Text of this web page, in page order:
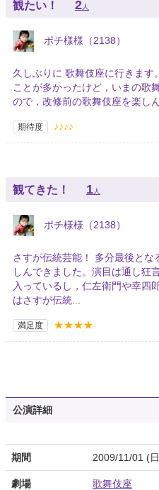
観たい！ 2人
ポチ様様（2138）
久しぶりに 歌舞伎座に行きます
ことが多かったけど，いまの歌
ので，改修前の歌舞伎座を楽し
期待度 ♪♪♪♪
観てきた！ 1 人
ポチ様様（2138）
さすが伝統芸能！ 多分最後と
しんできました。演目は通し狂
入っているし，仁左衛門や幸四
はさすが伝統...
満足度 ★★★★
公演詳細
期間 2009/11/01 (
劇場 歌舞伎座